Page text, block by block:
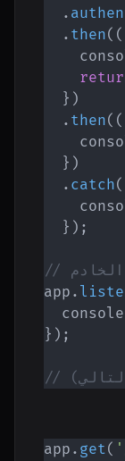
.
. then( (
} )
. then( (
} )
. catch(
} ) ;
الخادم
app .
  console
} ) ;
app . get(